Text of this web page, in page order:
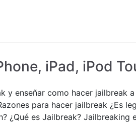
iPad, iPod
y enseñar como hacer jailbreak
para hacer jailbreak ¿Es
¿Qué es Jailbreak?